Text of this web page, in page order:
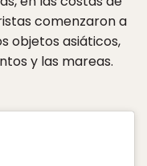
comenzaron a
objetos asiáticos,
y las mareas.